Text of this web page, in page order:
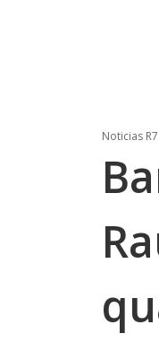
Noticias R7